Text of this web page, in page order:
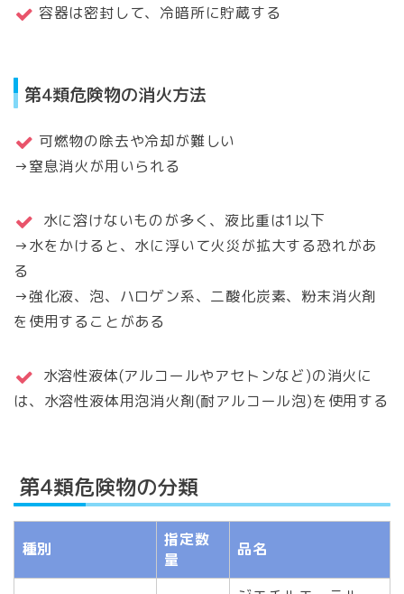
容器は密封して、冷暗所に貯蔵する
第4類危険物の消火方法
可燃物の除去や冷却が難しい
→窒息消火が用いられる
水に溶けないものが多く、液比重は1以下
→水をかけると、水に浮いて火災が拡大する恐れがあ
る
→強化液、泡、ハロゲン系、二酸化炭素、粉末消火剤
を使用することがある
水溶性液体(アルコールやアセトンなど)の消火に
は、水溶性液体用泡消火剤(耐アルコール泡)を使用する
第4類危険物の分類
種別
指定数
量
品名